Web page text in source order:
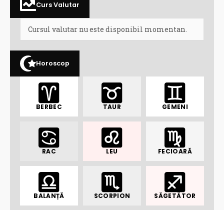
Curs Valutar
Cursul valutar nu este disponibil momentan.
Horoscop
BERBEC TAUR GEMENI
RAC LEU FECIOARĂ
BALANȚĂ SCORPION SĂGETĂTOR